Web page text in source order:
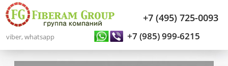
+7 (495) 725-0093
+7 (985) 999-6215
viber, whatsapp